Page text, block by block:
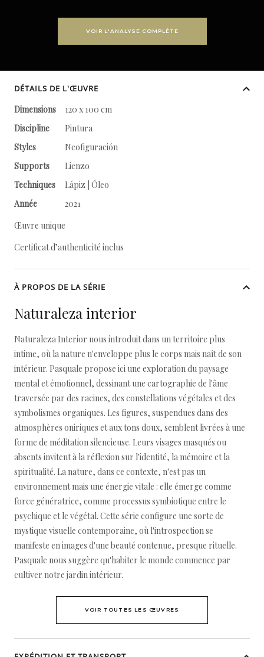
VOIR L'ANALYSE COMPLÈTE
DÉTAILS DE L'ŒUVRE
Dimensions
120 x 100 cm
Discipline
Pintura
Styles
Neofiguración
Supports
Lienzo
Techniques
Lápiz | Óleo
Année
2021
Œuvre unique
Certificat d’authenticité inclus
À PROPOS DE LA SÉRIE
Naturaleza interior
Naturaleza Interior nous introduit dans un territoire plus
intime, où la nature n'enveloppe plus le corps mais naît de son
intérieur. Pasquale propose ici une exploration du paysage
mental et émotionnel, dessinant une cartographie de l'âme
traversée par des racines, des constellations végétales et des
symbolismes organiques. Les figures, suspendues dans des
atmosphères oniriques et aux tons doux, semblent livrées à une
forme de méditation silencieuse. Leurs visages masqués ou
absents invitent à la réflexion sur l'identité, la mémoire et la
spiritualité. La nature, dans ce contexte, n'est pas un
environnement mais une énergie vitale : elle émerge comme
force génératrice, comme processus symbiotique entre le
psychique et le végétal. Cette série configure une sorte de
mystique visuelle contemporaine, où l'introspection se
manifeste en images d'une beauté contenue, presque rituelle.
Pasquale nous suggère qu'habiter le monde commence par
cultiver notre jardin intérieur.
VOIR TOUTES LES ŒUVRES